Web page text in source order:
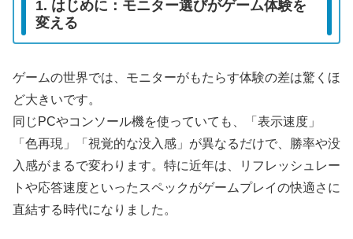
1. はじめに：モニター選びがゲーム体験を
変える
ゲームの世界では、モニターがもたらす体験の差は驚くほ
ど大きいです。
同じPCやコンソール機を使っていても、「表示速度」
「色再現」「視覚的な没入感」が異なるだけで、勝率や没
入感がまるで変わります。特に近年は、リフレッシュレー
トや応答速度といったスペックがゲームプレイの快適さに
直結する時代になりました。